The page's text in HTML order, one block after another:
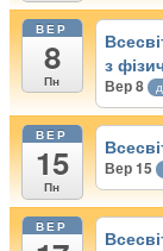
ВЕР
8
Пн
з
Вер 8
ВЕР
15
Пн
Вер 15
ВЕР